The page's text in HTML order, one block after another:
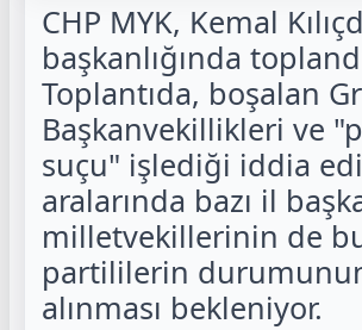
CHP MYK, Kemal
başkanlığında
Toplantıda, boşalan
Başkanvekillikleri ve
suçu" işlediği iddia
aralarında bazı il
milletvekillerinin de
partililerin
alınması bekleniyor.